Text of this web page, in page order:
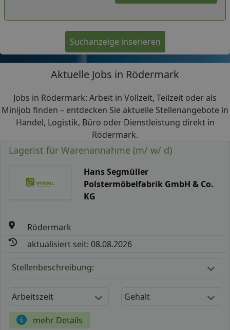
Suchanzeige inserieren
Aktuelle Jobs in Rödermark
Jobs in Rödermark: Arbeit in Vollzeit, Teilzeit oder als
Minijob finden – entdecken Sie aktuelle Stellenangebote in
Handel, Logistik, Büro oder Dienstleistung direkt in
Rödermark.
Lagerist für Warenannahme (m/ w/ d)
Hans Segmüller
Polstermöbelfabrik GmbH & Co.
KG
Rödermark
aktualisiert seit: 08.08.2026
Stellenbeschreibung:
Arbeitszeit Gehalt
mehr Details